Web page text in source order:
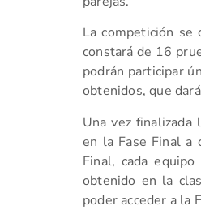
La competición se
constará de 16
podrán participar
obtenidos, que
Una vez finalizada
en la Fase Final a
Final, cada
obtenido en la
poder acceder a la